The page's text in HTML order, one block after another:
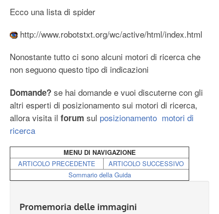
Ecco una lista di spider
http://www.robotstxt.org/wc/active/html/index.html
Nonostante tutto ci sono alcuni motori di ricerca che
non seguono questo tipo di indicazioni
Domande? se hai domande e vuoi discuterne con gli
altri esperti di posizionamento sui motori di ricerca,
allora visita il forum sul posizionamento motori di
ricerca
MENU DI NAVIGAZIONE
ARTICOLO PRECEDENTE
ARTICOLO SUCCESSIVO
Sommario della Guida
Promemoria delle immagini